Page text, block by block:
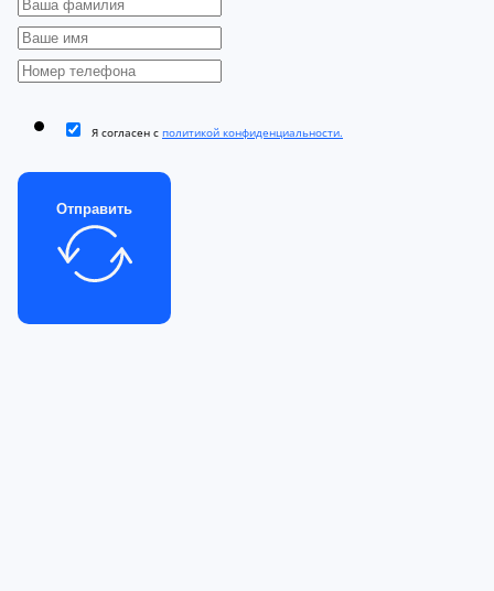
Я согласен с политикой конфиденциальности.
Отправить